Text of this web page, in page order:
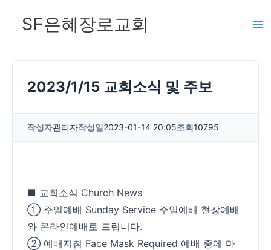
SF은혜장로교회
2023/1/15 교회소식 및 주보
작성자관리자작성일2023-01-14 20:05조회10795
■ 교회소식 Church News
① 주일예배 Sunday Service 주일예배 현장예배
와 온라인예배로 드립니다.
② 예배지침 Face Mask Required 예배 중에 마